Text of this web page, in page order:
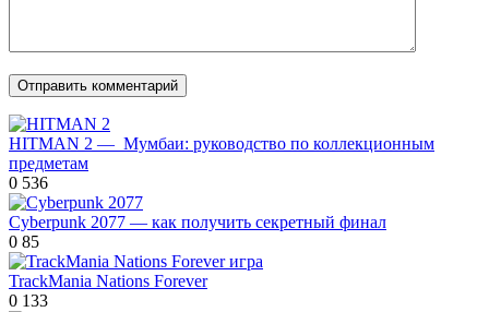
HITMAN 2 — Мумбаи: руководство по коллекционным
предметам
0 536
Cyberpunk 2077 — как получить секретный финал
0 85
TrackMania Nations Forever
0 133